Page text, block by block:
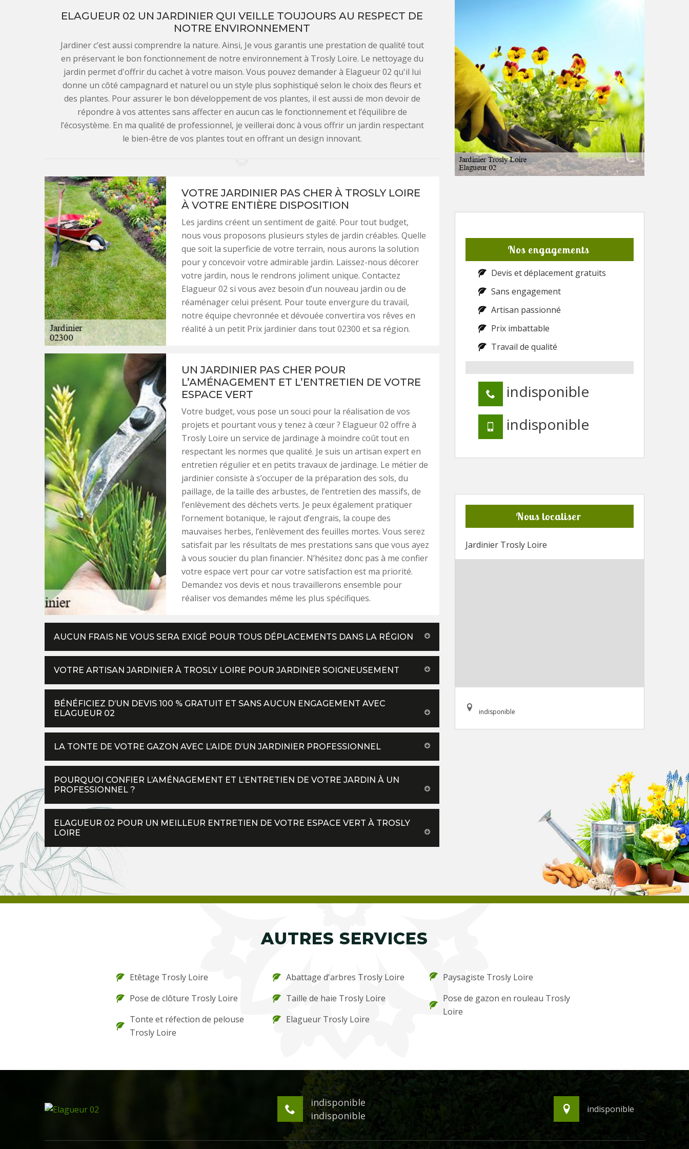
ELAGUEUR 02 UN JARDINIER QUI VEILLE TOUJOURS AU RESPECT DE
NOTRE ENVIRONNEMENT
Jardiner c’est aussi comprendre la nature. Ainsi, Je vous garantis une prestation de qualité tout
en préservant le bon fonctionnement de notre environnement à Trosly Loire. Le nettoyage du
jardin permet d'offrir du cachet à votre maison. Vous pouvez demander à Elagueur 02 qu'il lui
donne un côté campagnard et naturel ou un style plus sophistiqué selon le choix des fleurs et
des plantes. Pour assurer le bon développement de vos plantes, il est aussi de mon devoir de
répondre à vos attentes sans affecter en aucun cas le fonctionnement et l’équilibre de
l’écosystème. En ma qualité de professionnel, je veillerai donc à vous offrir un jardin respectant
le bien-être de vos plantes tout en offrant un design innovant.
VOTRE JARDINIER PAS CHER À TROSLY LOIRE
À VOTRE ENTIÈRE DISPOSITION
Les jardins créent un sentiment de gaité. Pour tout budget,
nous vous proposons plusieurs styles de jardin créables. Quelle
que soit la superficie de votre terrain, nous aurons la solution
pour y concevoir votre admirable jardin. Laissez-nous décorer
votre jardin, nous le rendrons joliment unique. Contactez
Elagueur 02 si vous avez besoin d’un nouveau jardin ou de
réaménager celui présent. Pour toute envergure du travail,
notre équipe chevronnée et dévouée convertira vos rêves en
réalité à un petit Prix jardinier dans tout 02300 et sa région.
UN JARDINIER PAS CHER POUR
L’AMÉNAGEMENT ET L’ENTRETIEN DE VOTRE
ESPACE VERT
Votre budget, vous pose un souci pour la réalisation de vos
projets et pourtant vous y tenez à cœur ? Elagueur 02 offre à
Trosly Loire un service de jardinage à moindre coût tout en
respectant les normes que qualité. Je suis un artisan expert en
entretien régulier et en petits travaux de jardinage. Le métier de
jardinier consiste à s’occuper de la préparation des sols, du
paillage, de la taille des arbustes, de l’entretien des massifs, de
l’enlèvement des déchets verts. Je peux également pratiquer
l’ornement botanique, le rajout d’engrais, la coupe des
mauvaises herbes, l’enlèvement des feuilles mortes. Vous serez
satisfait par les résultats de mes prestations sans que vous ayez
à vous soucier du plan financier. N’hésitez donc pas à me confier
votre espace vert pour car votre satisfaction est ma priorité.
Demandez vos devis et nous travaillerons ensemble pour
réaliser vos demandes même les plus spécifiques.
AUCUN FRAIS NE VOUS SERA EXIGÉ POUR TOUS DÉPLACEMENTS DANS LA RÉGION
VOTRE ARTISAN JARDINIER À TROSLY LOIRE POUR JARDINER SOIGNEUSEMENT
BÉNÉFICIEZ D’UN DEVIS 100 % GRATUIT ET SANS AUCUN ENGAGEMENT AVEC
ELAGUEUR 02
LA TONTE DE VOTRE GAZON AVEC L’AIDE D’UN JARDINIER PROFESSIONNEL
POURQUOI CONFIER L’AMÉNAGEMENT ET L’ENTRETIEN DE VOTRE JARDIN À UN
PROFESSIONNEL ?
ELAGUEUR 02 POUR UN MEILLEUR ENTRETIEN DE VOTRE ESPACE VERT À TROSLY
LOIRE
Nos engagements
Devis et déplacement gratuits
Sans engagement
Artisan passionné
Prix imbattable
Travail de qualité
indisponible
indisponible
Nous localiser
Jardinier Trosly Loire
indisponible
AUTRES SERVICES
Etêtage Trosly Loire
Pose de clôture Trosly Loire
Tonte et réfection de pelouse
Trosly Loire
Abattage d'arbres Trosly Loire
Taille de haie Trosly Loire
Elagueur Trosly Loire
Paysagiste Trosly Loire
Pose de gazon en rouleau Trosly
Loire
indisponible
indisponible
indisponible